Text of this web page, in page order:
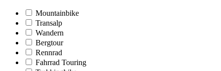
Mountainbike
Transalp
Wandern
Bergtour
Rennrad
Fahrrad Touring